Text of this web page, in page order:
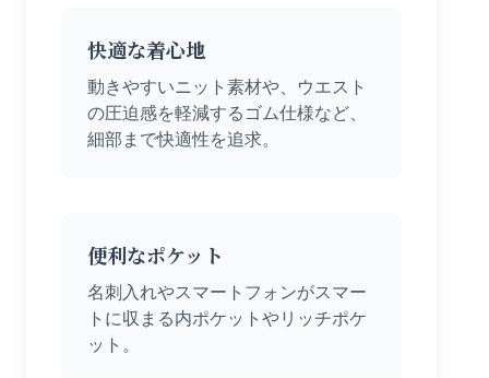
快適な着心地
動きやすいニット素材や、ウエスト
の圧迫感を軽減するゴム仕様など、
細部まで快適性を追求。
便利なポケット
名刺入れやスマートフォンがスマー
トに収まる内ポケットやリッチポケ
ット。